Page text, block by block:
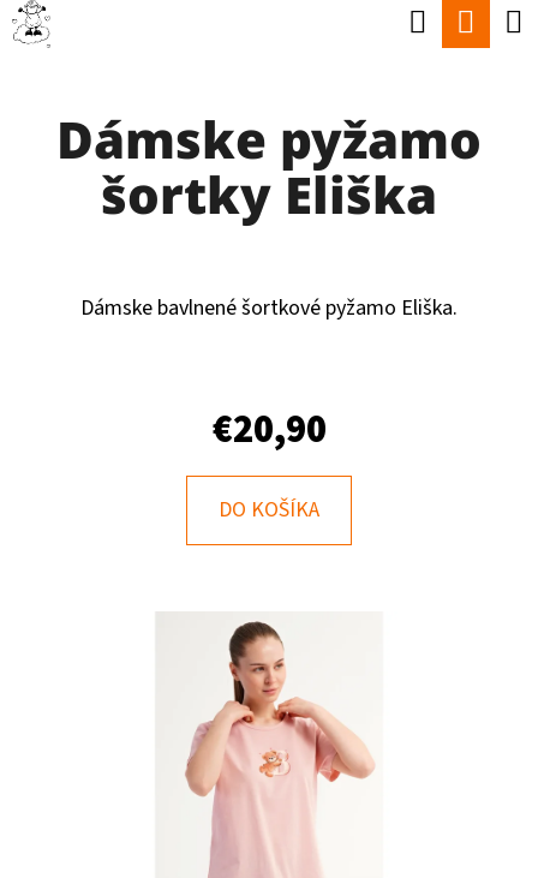
Prejsť
Hľadať
Dámske pyžamo
šortky Eliška
Dámske bavlnené šortkové pyžamo Eliška.
€20,90
DO KOŠÍKA
K
O